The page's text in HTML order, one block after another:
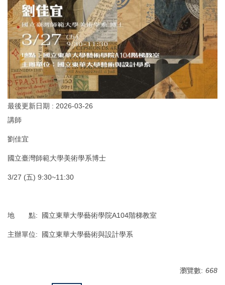
最後更新日期 : 2026-03-26
講師
劉佳宜
國立臺灣師範大學美術學系博士
3/27 (五) 9:30~11:30
地 點: 國立東華大學藝術學院A104階梯教室
主辦單位: 國立東華大學藝術與設計學系
瀏覽數: 668